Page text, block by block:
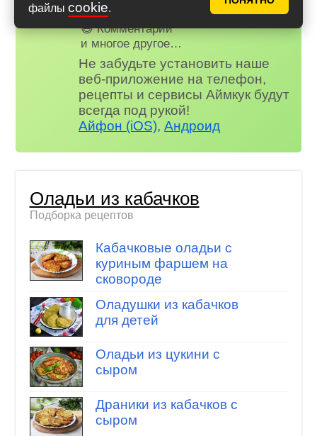
файлы cookie.
😋 Фотоотчеты
😃 Комментарии
и многое другое…
Не забудьте установить наше
веб-приложение на телефон,
рецепты и сервисы Аймкук будут
всегда под рукой!
Айфон (iOS),Андроид
Оладьи из кабачков
Подборка рецептов
Кабачковые оладьи с
куриным фаршем на
сковороде
Оладушки из кабачков
для детей
Оладьи из цукини с
сыром
Драники из кабачков с
сыром